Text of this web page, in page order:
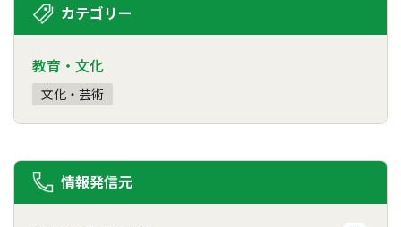
カテゴリー
教育・文化
文化・芸術
情報発信元